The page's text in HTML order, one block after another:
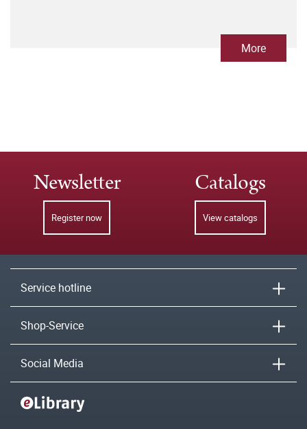
More
Newsletter
Register now
Catalogs
View catalogs
Service hotline
Shop-Service
Social Media